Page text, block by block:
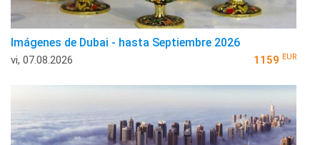
Imágenes de Dubai - hasta Septiembre 2026
vi, 07.08.2026 1159 EUR